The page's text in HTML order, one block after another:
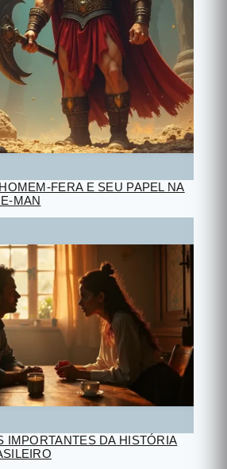
FERA E SEU PAPEL NA
MAN
IMPORTANTES DA HISTÓRIA